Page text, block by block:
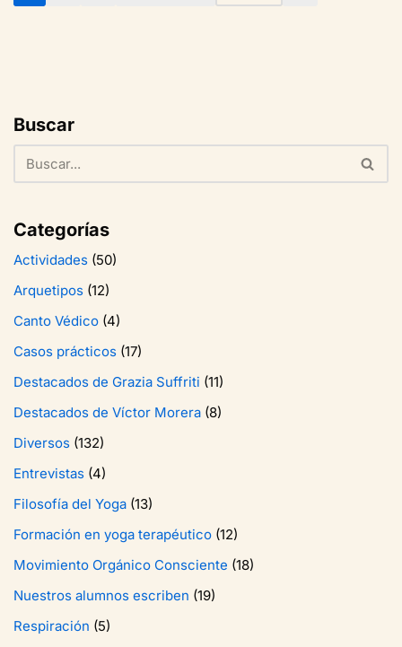
Buscar
Categorías
Actividades (50)
Arquetipos (12)
Canto Védico (4)
Casos prácticos (17)
Destacados de Grazia Suffriti (11)
Destacados de Víctor Morera (8)
Diversos (132)
Entrevistas (4)
Filosofía del Yoga (13)
Formación en yoga terapéutico (12)
Movimiento Orgánico Consciente (18)
Nuestros alumnos escriben (19)
Respiración (5)